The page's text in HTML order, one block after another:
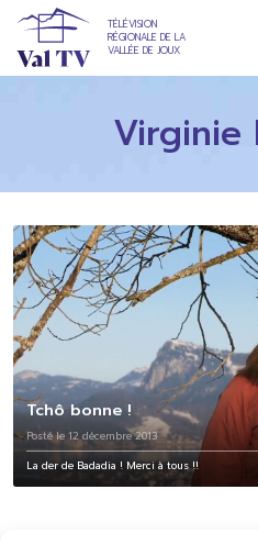
TÉLÉVISION
RÉGIONALE DE LA
VALLÉE DE JOUX
Virginie
Tchô bonne !
Posté le 12 décembre 2013
La der de Badadia ! Merci à tous !!